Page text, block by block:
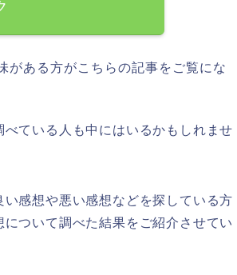
がある方がこちらの記事をご覧にな
ている人も中にはいるかもしれませ
感想や悪い感想などを探している方
ついて調べた結果をご紹介させてい